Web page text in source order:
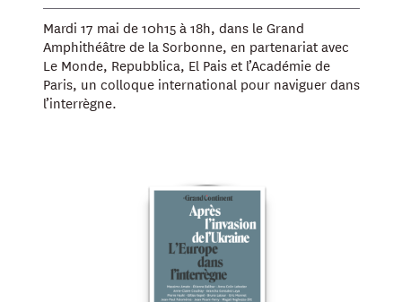
Mardi 17 mai de 10h15 à 18h, dans le Grand
Amphithéâtre de la Sorbonne, en partenariat avec
Le Monde, Repubblica, El Pais et l’Académie de
Paris, un colloque international pour naviguer dans
l’interrègne.